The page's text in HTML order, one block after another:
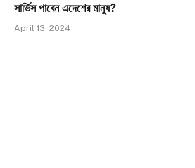
সার্ভিস পাবেন এদেশের মানুষ?
April 13, 2024